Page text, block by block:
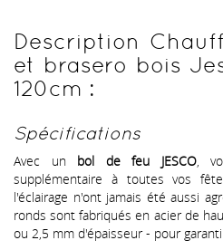
Description
et brasero bois
120cm :
Spécifications
Avec un bol de feu JESCO,
supplémentaire à toutes vos
l'éclairage n'ont jamais été aussi
ronds sont fabriqués en acier de
ou 2,5 mm d'épaisseur - pour